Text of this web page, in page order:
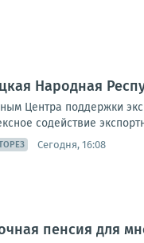
Народная
Центра поддержки
содействие
Сегодня, 16:08
пенсия для